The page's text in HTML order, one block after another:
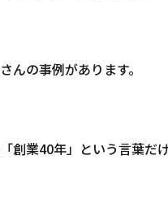
んの事例があります。
創業40年」という言葉だ